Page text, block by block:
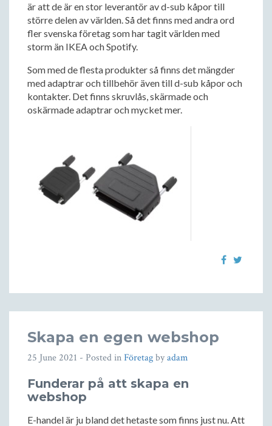
är att de är en stor leverantör av d-sub kåpor till
större delen av världen. Så det finns med andra ord
fler svenska företag som har tagit världen med
storm än IKEA och Spotify.
Som med de flesta produkter så finns det mängder
med adaptrar och tillbehör även till d-sub kåpor och
kontakter. Det finns skruvlås, skärmade och
oskärmade adaptrar och mycket mer.
Skapa en egen webshop
25 June 2021 - Posted inFöretagbyadam
Funderar på att skapa en
webshop
E-handel är ju bland det hetaste som finns just nu. Att